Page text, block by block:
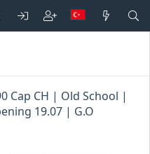
Cap CH | Old School |
19.07 | G.O